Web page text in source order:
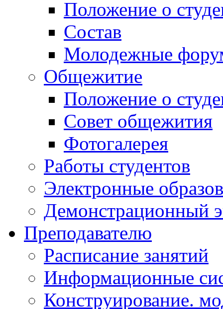
Положение о
Состав
Молодежные
Общежитие
Положение о
Совет общежития
Фотогалерея
Работы студентов
Электронные
Демонстрационный
Преподавателю
Расписание занятий
Информационные
Конструирование.